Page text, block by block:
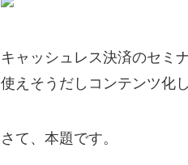
キャッシュレス決済のセミ
使えそうだしコンテンツ化し
さて、本題です。